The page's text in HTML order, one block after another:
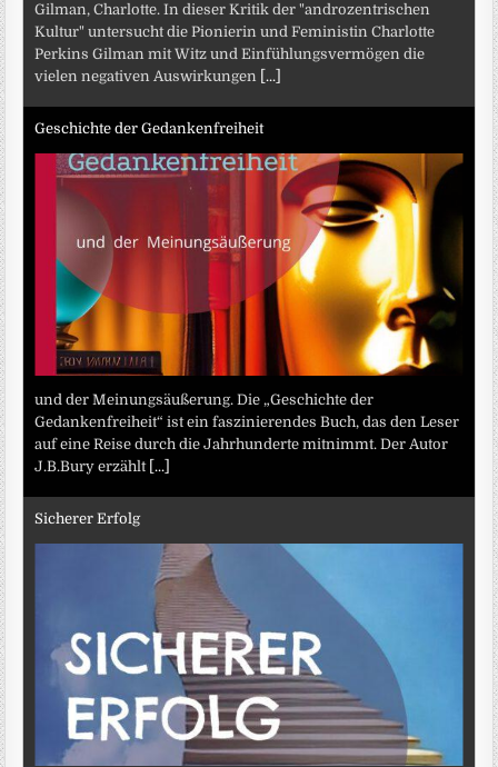
Gilman, Charlotte. In dieser Kritik der "androzentrischen
Kultur" untersucht die Pionierin und Feministin Charlotte
Perkins Gilman mit Witz und Einfühlungsvermögen die
vielen negativen Auswirkungen [...]
Geschichte der Gedankenfreiheit
und der Meinungsäußerung. Die „Geschichte der
Gedankenfreiheit“ ist ein faszinierendes Buch, das den Leser
auf eine Reise durch die Jahrhunderte mitnimmt. Der Autor
J.B.Bury erzählt [...]
Sicherer Erfolg